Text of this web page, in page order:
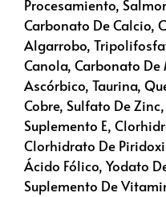
Procesamiento,
Carbonato De Calcio,
Algarrobo,
Canola, Carbonato
Ascórbico, Taurina,
Cobre, Sulfato De
Suplemento E,
Clorhidrato De
Ácido Fólico, Yodato
Suplemento De